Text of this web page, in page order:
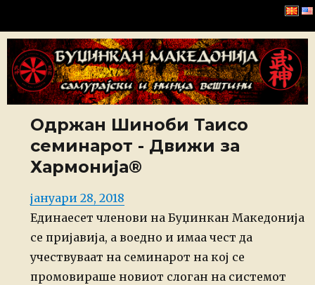
Буџинкан Македонија
Одржан Шиноби Таисо
семинарот - Движи за
Хармонија®
Posted
on
јануари 28, 2018
Единаесет членови на Буџинкан Македонија
се пријавија, а воедно и имаа чест да
учествуваат на семинарот на кој се
промовираше новиот слоган на системот